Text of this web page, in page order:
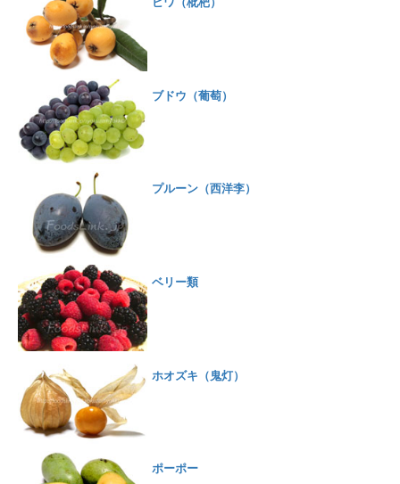
ブドウ（葡萄）
プルーン（西洋李）
ベリー類
ホオズキ（鬼灯）
ポーポー